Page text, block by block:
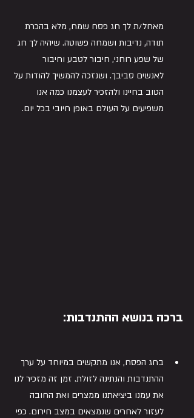
מאחל/ת לך חג פסח שמח, מלא בהכרת
תודה, נדיבות ושמחה פשוטה. שיהיה לך חג
של שפע רוחני, חיבור לטבע וחיבור
לאנשים סביבך. ושנזכה להמשיך להודות על
הטוב בחיינו ולהזכיר לעצמנו כמה אנו
משפיעים על העולם באופן חיובי בכל יום.
ברכה בנושא ההתנדבות:
בחג הפסח, אנו מתקשים במיוחד על ערך
ההתנדבות והנתינה לזולת. זמן זה מזכיר לנו
את עמנו ביציאתנו ממצרים ואת החובה
לעזור לאחרים שנמצאים במצב חירום. כפי